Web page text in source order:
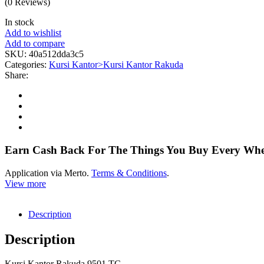
(0 Reviews)
In stock
Add to wishlist
Add to compare
SKU: 40a512dda3c5
Categories: Kursi Kantor>Kursi Kantor Rakuda
Share:
Earn Cash Back For The Things You Buy Every
Application via Merto. Terms & Conditions.
View more
Description
Description